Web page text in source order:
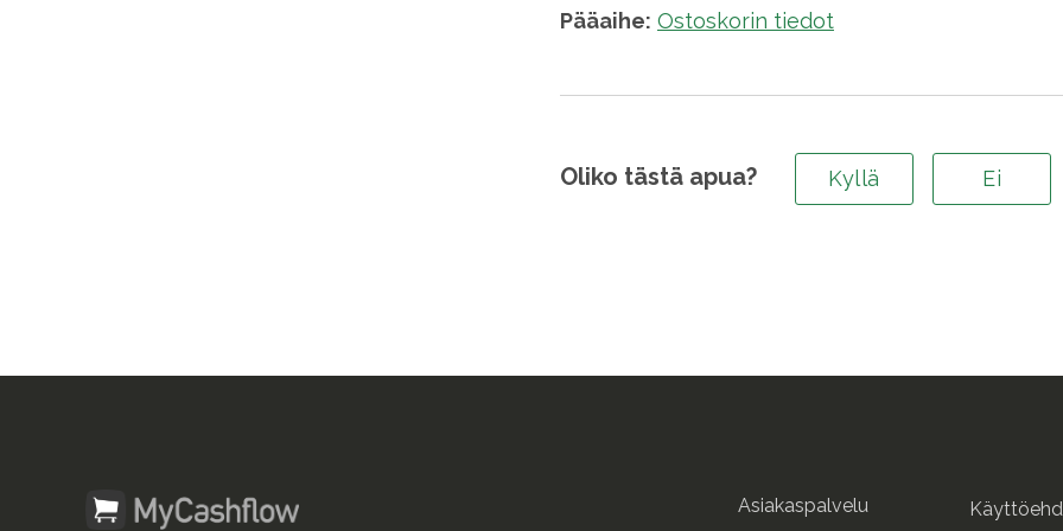
Pääaihe: Ostoskorin tiedot
Oliko tästä apua? Kyllä Ei
Asiakaspalvelu